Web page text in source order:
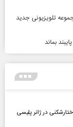
منحصر‌به‌فردی را از دست دادیم/ پخش ۲ مجموعه تلویزیونی جدید
بماند
در ژانر پلیسی